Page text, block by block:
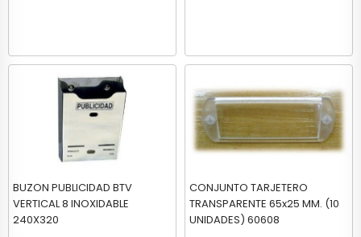
BUZON PUBLICIDAD BTV
VERTICAL 8 INOXIDABLE
240X320
CONJUNTO TARJETERO
TRANSPARENTE 65x25 MM. (10
UNIDADES) 60608